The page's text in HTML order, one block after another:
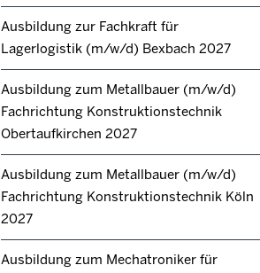
Ausbildung zur Fachkraft für
Lagerlogistik (m/w/d) Bexbach 2027
Ausbildung zum Metallbauer (m/w/d)
Fachrichtung Konstruktionstechnik
Obertaufkirchen 2027
Ausbildung zum Metallbauer (m/w/d)
Fachrichtung Konstruktionstechnik Köln
2027
Ausbildung zum Mechatroniker für